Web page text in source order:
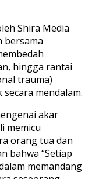
Shira Media
bersama
hingga rantai
trauma)
mendalam.
akar
memicu
orang tua dan
bahwa “Setiap
memandang